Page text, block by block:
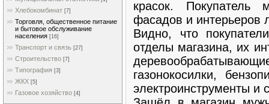
Хлебокомбинат [7]
Торговля, общественное питание
и бытовое обслуживание
населения [16]
Транспорт и связь [27]
Строительство [7]
Типография [3]
ЖКХ [5]
Газовое хозяйство [4]
красок. Покупатель
фасадов и интерьеров
Видно, что
отделы магазина, их
газонокосилки,
электроинструменты и